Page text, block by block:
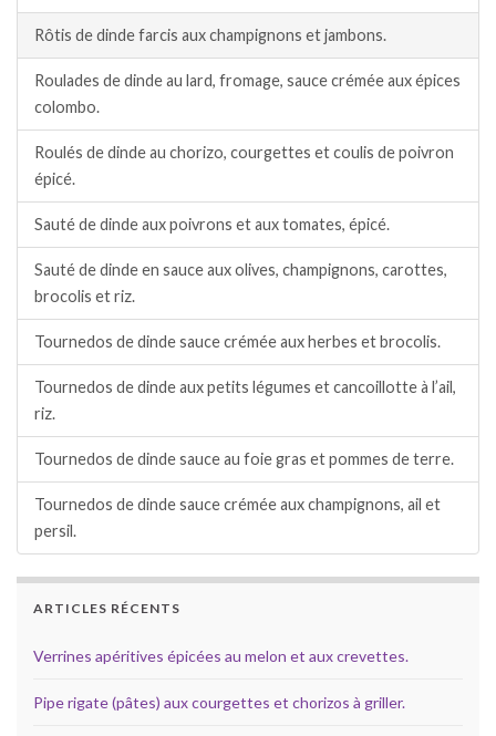
Rôtis de dinde farcis aux champignons et jambons.
Roulades de dinde au lard, fromage, sauce crémée aux épices
colombo.
Roulés de dinde au chorizo, courgettes et coulis de poivron
épicé.
Sauté de dinde aux poivrons et aux tomates, épicé.
Sauté de dinde en sauce aux olives, champignons, carottes,
brocolis et riz.
Tournedos de dinde sauce crémée aux herbes et brocolis.
Tournedos de dinde aux petits légumes et cancoillotte à l’ail,
riz.
Tournedos de dinde sauce au foie gras et pommes de terre.
Tournedos de dinde sauce crémée aux champignons, ail et
persil.
ARTICLES RÉCENTS
Verrines apéritives épicées au melon et aux crevettes.
Pipe rigate (pâtes) aux courgettes et chorizos à griller.